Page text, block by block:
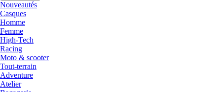
Nouveautés
Casques
Homme
Femme
High-Tech
Racing
Moto & scooter
Tout-terrain
Adventure
Atelier